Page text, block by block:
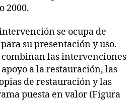
2000.
se ocupa de
su presentación y uso.
combinan las intervenciones
a la restauración, las
de restauración y las
puesta en valor (Figura